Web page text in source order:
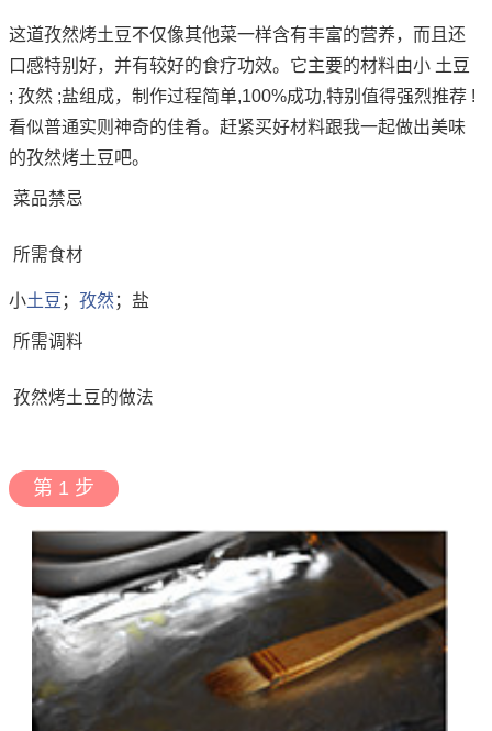
这道孜然烤土豆不仅像其他菜一样含有丰富的营养，而且还
口感特别好，并有较好的食疗功效。它主要的材料由小 土豆
; 孜然 ;盐组成，制作过程简单,100%成功,特别值得强烈推荐 !
看似普通实则神奇的佳肴。赶紧买好材料跟我一起做出美味
的孜然烤土豆吧。
菜品禁忌
所需食材
小土豆 ； 孜然；盐
所需调料
孜然烤土豆的做法
第 1 步